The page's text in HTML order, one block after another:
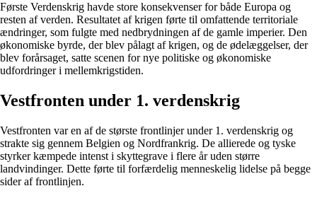
Første Verdenskrig havde store konsekvenser for både Europa og
resten af verden. Resultatet af krigen førte til omfattende territoriale
ændringer, som fulgte med nedbrydningen af de gamle imperier. Den
økonomiske byrde, der blev pålagt af krigen, og de ødelæggelser, der
blev forårsaget, satte scenen for nye politiske og økonomiske
udfordringer i mellemkrigstiden.
Vestfronten under 1. verdenskrig
Vestfronten var en af de største frontlinjer under 1. verdenskrig og
strakte sig gennem Belgien og Nordfrankrig. De allierede og tyske
styrker kæmpede intenst i skyttegrave i flere år uden større
landvindinger. Dette førte til forfærdelig menneskelig lidelse på begge
sider af frontlinjen.